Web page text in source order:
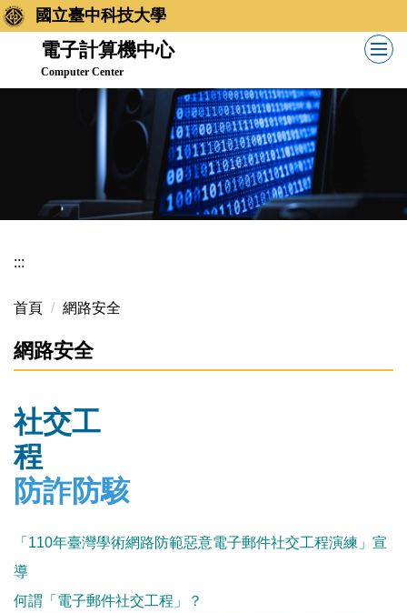
跳
到
國立臺中科技大學
電子計算機中心
Computer Center
:::
首頁 網路安全
網路安全
社交工
防詐防駭
「110年臺灣學術網路防範惡意電子郵件社交工程演練」宣
導
何謂「電子郵件社交工程」？